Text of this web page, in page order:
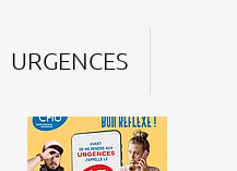
URGENCES